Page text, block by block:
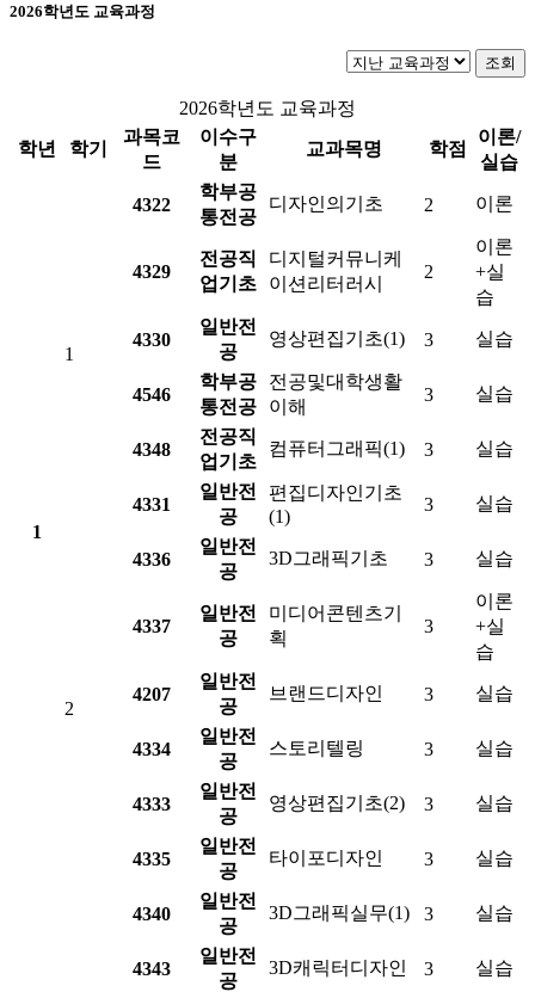
2026학년도 교육과정
조회
2026학년도 교육과정
학년
학기
과목코
드
이수구
분
교과목명 학점
이론/
실습
1
1
4322
학부공
통전공
디자인의기초 2 이론
4329
전공직
업기초
디지털커뮤니케
이션리터러시
2
이론
+실
습
4330
일반전
공
영상편집기초(1) 3 실습
4546
학부공
통전공
전공및대학생활
이해
3 실습
4348
전공직
업기초
컴퓨터그래픽(1) 3 실습
4331
일반전
공
편집디자인기초
(1)
3 실습
2
4336
일반전
공
3D그래픽기초 3 실습
4337
일반전
공
미디어콘텐츠기
획
3
이론
+실
습
4207
일반전
공
브랜드디자인 3 실습
4334
일반전
공
스토리텔링 3 실습
4333
일반전
공
영상편집기초(2) 3 실습
4335
일반전
공
타이포디자인 3 실습
4340
일반전
공
3D그래픽실무(1) 3 실습
4343
일반전
공
3D캐릭터디자인 3 실습